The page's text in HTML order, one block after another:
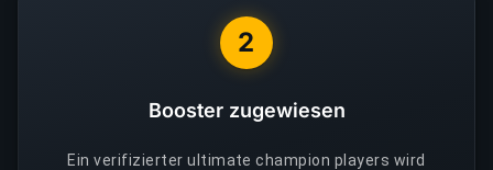
2
Booster zugewiesen
Ein verifizierter ultimate champion players wird